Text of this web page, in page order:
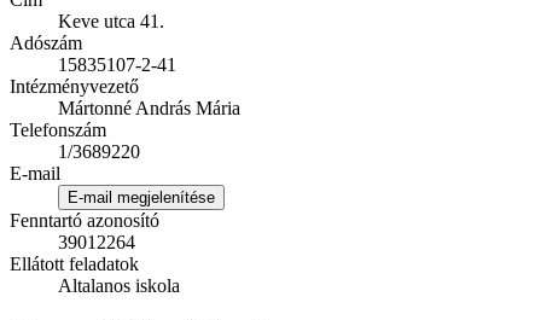
Keve utca 41.
Adószám
15835107-2-41
Intézményvezető
Mártonné András Mária
Telefonszám
1/3689220
E-mail
E-mail megjelenítése
Fenntartó azonosító
39012264
Ellátott feladatok
Altalanos iskola